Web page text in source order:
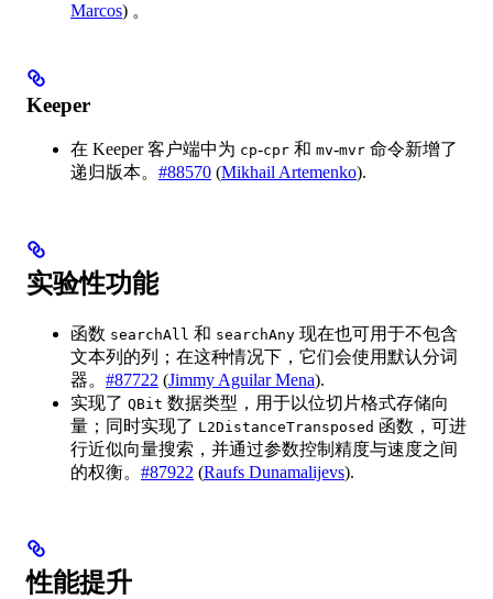
Marcos) 。
Keeper
在 Keeper 客户端中为 cp-cpr 和 mv-mvr 命令新增了
递归版本。 #88570 (Mikhail Artemenko).
实验性功能
函数 searchAll 和 searchAny 现在也可用于不包含
文本列的列；在这种情况下，它们会使用默认分词
器。 #87722 (Jimmy Aguilar Mena).
实现了 QBit 数据类型，用于以位切片格式存储向
量；同时实现了 L2DistanceTransposed 函数，可进
行近似向量搜索，并通过参数控制精度与速度之间
的权衡。 #87922 (Raufs Dunamalijevs).
性能提升